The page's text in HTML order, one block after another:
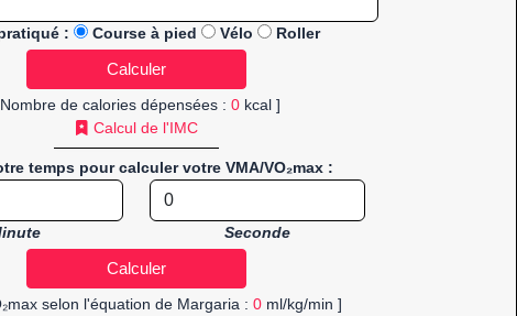
: Course à pied Vélo Roller
de calories dépensées : 0 kcal ]
Calcul de l'IMC
temps pour calculer votre VMA/VO₂max :
Seconde
selon l'équation de Margaria : 0ml/kg/min ]